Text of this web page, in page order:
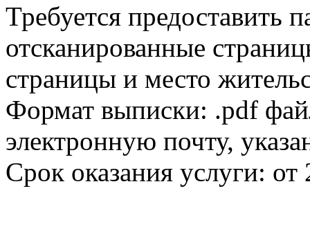
Требуется предоставить
отсканированные
страницы и место
Формат выписки: .pdf
электронную почту,
Срок оказания услуги: от